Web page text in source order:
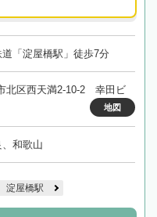
「淀屋橋駅」徒歩7分
北区西天満2-10-2 幸田ビ
地図
和歌山
淀屋橋駅